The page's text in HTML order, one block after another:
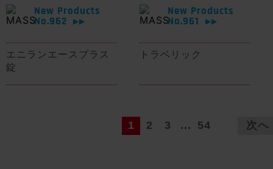
New Products
No.962
▶▶
エニランエースプラス
錠
New Products
No.961
▶▶
トラベリック
1 2 3 ... 54 次